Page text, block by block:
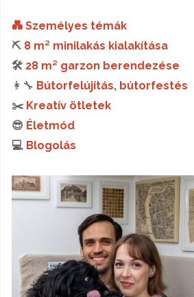
💑 Személyes témák
⛏️ 8 m² minilakás kialakítása
🛠️ 28 m² garzon berendezése
👩‍🔧 Bútorfelújítás, bútorfestés
✂️ Kreatív ötletek
😎 Életmód
💻 Blogolás